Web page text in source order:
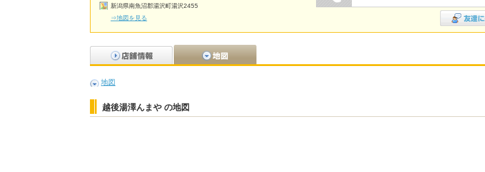
新潟県南魚沼郡湯沢町湯沢2455
⇒地図を見る
地図
越後湯澤んまや の地図